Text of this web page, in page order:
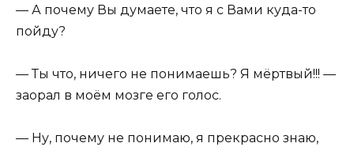
— А почему Вы думаете, что я с Вами куда-то
пойду?
— Ты что, ничего не понимаешь? Я мёртвый!!! —
заорал в моём мозге его голос.
— Ну, почему не понимаю, я прекрасно знаю,